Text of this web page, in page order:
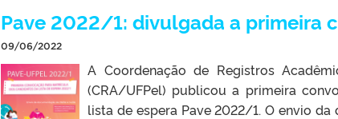
Pave 2022/1: divulgada a primeira
09/06/2022
A Coordenação de Registros
(CRA/UFPel) publicou a primeira
lista de espera Pave 2022/1. O envio